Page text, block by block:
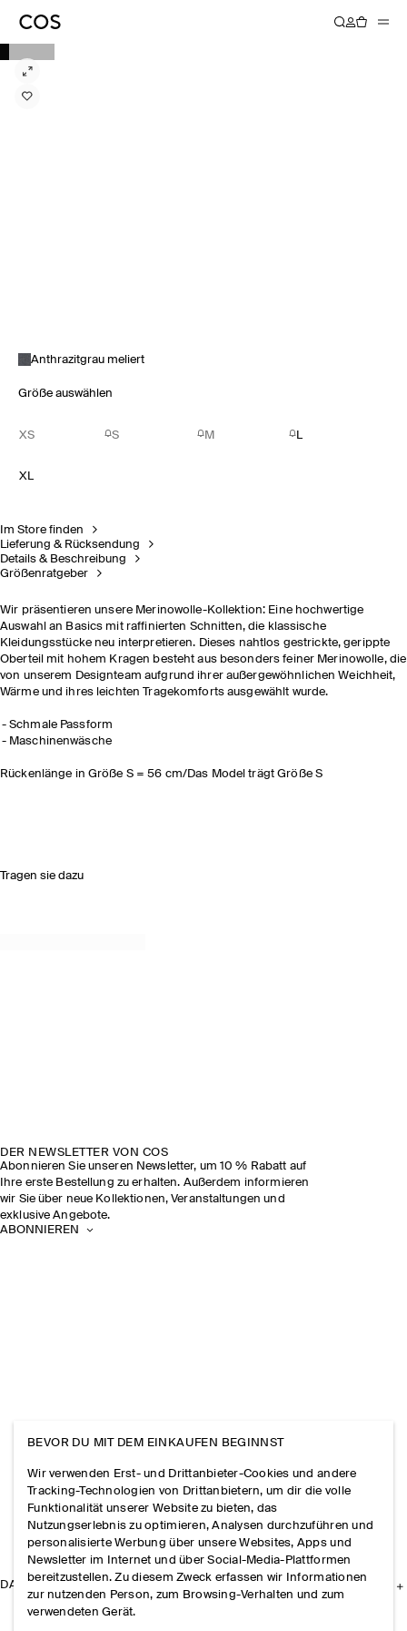
Anthrazitgrau meliert
Größe auswählen
XS S M L
XL
Im Store finden
Lieferung & Rücksendung
Details & Beschreibung
Größenratgeber
Wir präsentieren unsere Merinowolle-Kollektion: Eine hochwertige
Auswahl an Basics mit raffinierten Schnitten, die klassische
Kleidungsstücke neu interpretieren. Dieses nahtlos gestrickte, gerippte
Oberteil mit hohem Kragen besteht aus besonders feiner Merinowolle, die
von unserem Designteam aufgrund ihrer außergewöhnlichen Weichheit,
Wärme und ihres leichten Tragekomforts ausgewählt wurde.
Schmale Passform
Maschinenwäsche
Rückenlänge in Größe S = 56 cm/Das Model trägt Größe S
Tragen sie dazu
DER NEWSLETTER VON COS
Abonnieren Sie unseren Newsletter, um 10 % Rabatt auf
Ihre erste Bestellung zu erhalten. Außerdem informieren
wir Sie über neue Kollektionen, Veranstaltungen und
exklusive Angebote.
ABONNIEREN
DAS UNTERNEHMEN
BEVOR DU MIT DEM EINKAUFEN BEGINNST
Wir verwenden Erst- und Drittanbieter-Cookies und andere
Tracking-Technologien von Drittanbietern, um dir die volle
Funktionalität unserer Website zu bieten, das
Nutzungserlebnis zu optimieren, Analysen durchzuführen und
personalisierte Werbung über unsere Websites, Apps und
Newsletter im Internet und über Social-Media-Plattformen
bereitzustellen. Zu diesem Zweck erfassen wir Informationen
zur nutzenden Person, zum Browsing-Verhalten und zum
verwendeten Gerät.